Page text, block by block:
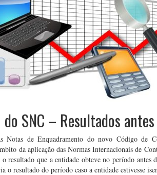
SNC – Resultados
Notas de Enquadramento do novo Código de
da aplicação das Normas Internacionais de
o resultado que a entidade obteve no período
o resultado do período caso a entidade estivesse